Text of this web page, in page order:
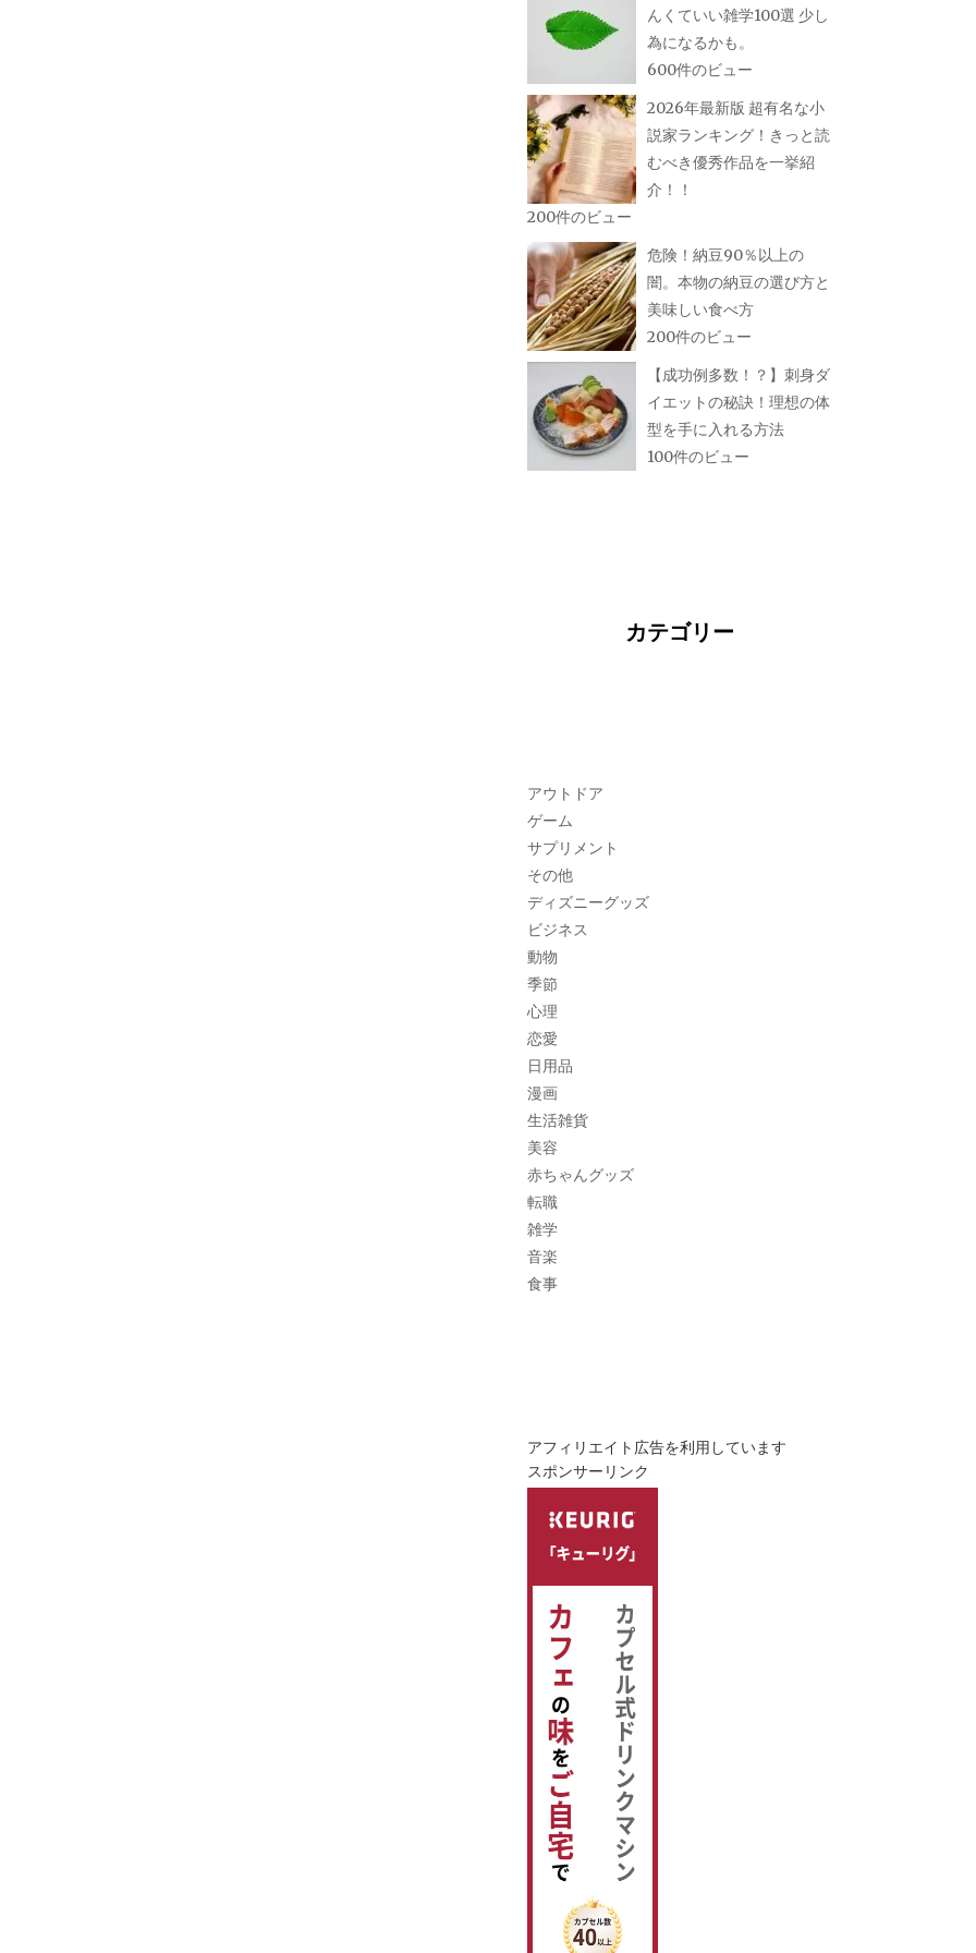
んくていい雑学100選 少し
為になるかも。
600件のビュー
2026年最新版 超有名な小
説家ランキング！きっと読
むべき優秀作品を一挙紹
介！！
200件のビュー
危険！納豆90％以上の
闇。本物の納豆の選び方と
美味しい食べ方
200件のビュー
【成功例多数！？】刺身ダ
イエットの秘訣！理想の体
型を手に入れる方法
100件のビュー
カテゴリー
アウトドア
ゲーム
サプリメント
その他
ディズニーグッズ
ビジネス
動物
季節
心理
恋愛
日用品
漫画
生活雑貨
美容
赤ちゃんグッズ
転職
雑学
音楽
食事
アフィリエイト広告を利用しています
スポンサーリンク